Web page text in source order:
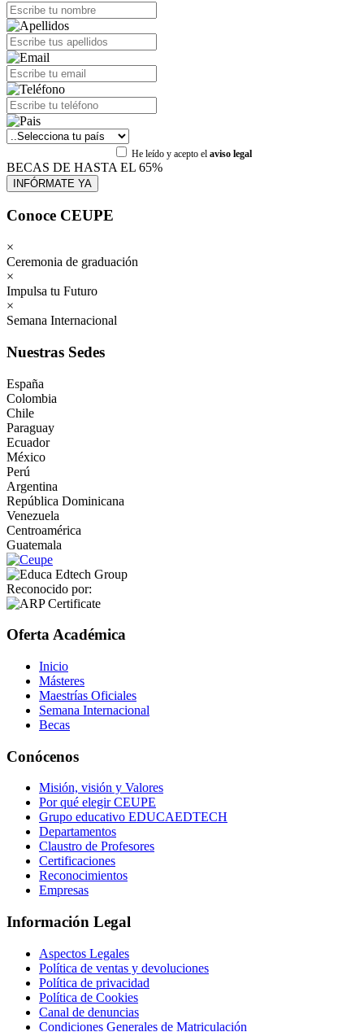
He leído y acepto el aviso legal
BECAS DE HASTA EL 65%
Conoce CEUPE
×
Ceremonia de graduación
×
Impulsa tu Futuro
×
Semana Internacional
Nuestras Sedes
España
Colombia
Chile
Paraguay
Ecuador
México
Perú
Argentina
República Dominicana
Venezuela
Centroamérica
Guatemala
Reconocido por:
Oferta Académica
Inicio
Másteres
Maestrías Oficiales
Semana Internacional
Becas
Conócenos
Misión, visión y Valores
Por qué elegir CEUPE
Grupo educativo EDUCAEDTECH
Departamentos
Claustro de Profesores
Certificaciones
Reconocimientos
Empresas
Información Legal
Aspectos Legales
Política de ventas y devoluciones
Política de privacidad
Política de Cookies
Canal de denuncias
Condiciones Generales de Matriculación